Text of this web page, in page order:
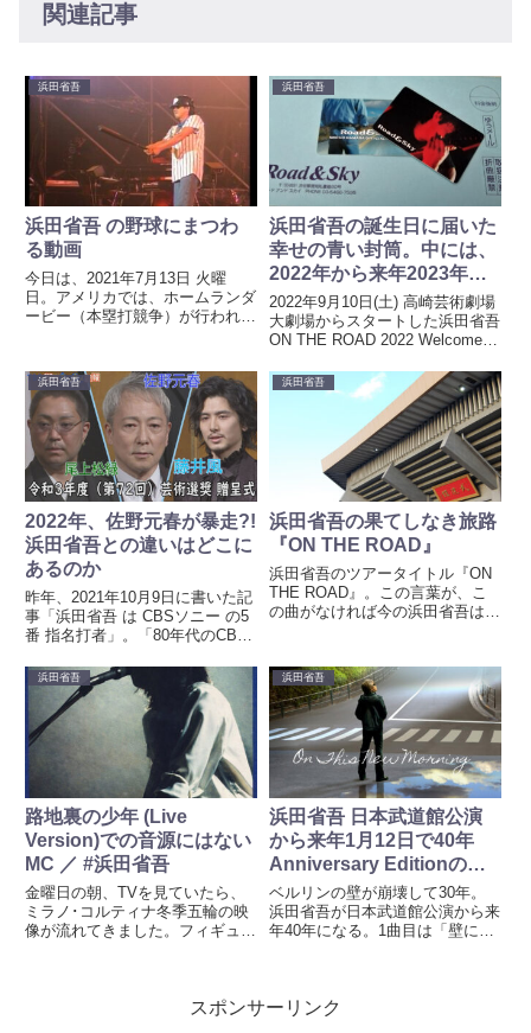
関連記事
浜田省吾
浜田省吾 の野球にまつわ
る動画
今日は、2021年7月13日 火曜
日。アメリカでは、ホームランダ
ービー（本塁打競争）が行われ
野球、メジャーリーグの大ファ
ン。親交のある選手もいる。今日
は、間違いなくテレビ観戦し...
浜田省吾
浜田省吾の誕生日に届いた
幸せの青い封筒。中には、
2022年から来年2023年へ
架ける新たな希望が
2022年9月10日(土) 高崎芸術劇場
大劇場からスタートした浜田省吾
ON THE ROAD 2022 Welcome
は、昨日12月28日(水)広島文化学
園 HBGホールで年内の...
浜田省吾
2022年、佐野元春が暴走?!
浜田省吾との違いはどこに
あるのか
昨年、2021年10月9日に書いた記
事「浜田省吾 は CBSソニー の5
番 指名打者」。「80年代のCBS･
決したら」を読み、インスパイア
されて書いた記事。CBSソニー
とEPICソニーのアーティストた
ちが、...
浜田省吾
浜田省吾の果てしなき旅路
『ON THE ROAD』
浜田省吾のツアータイトル『ON
THE ROAD』。この言葉が、こ
の曲がなければ今の浜田省吾はい
が終わり、そう思った。武道館公
演アルバム「愛の世代の前に」を
引っ提げての武道館公演。...
浜田省吾
路地裏の少年 (Live
Version)での音源にはない
MC ／ #浜田省吾
金曜日の朝、TVを見ていたら、
ミラノ･コルティナ冬季五輪の映
像が流れてきました。フィギュア
場しているロシアの選手の演技が
浜田省吾
浜田省吾 日本武道館公演
から来年1月12日で40年
Anniversary Editionの妄
想
ベルリンの壁が崩壊して30年。
浜田省吾が日本武道館公演から来
年40年になる。1曲目は「壁に向
スポンサーリンク